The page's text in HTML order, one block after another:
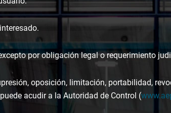
por obligación legal o requerimiento
oposición, limitación, portabilidad,
acudir a la Autoridad de Control (